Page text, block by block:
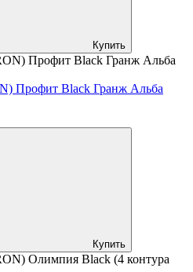
Купить
Профит Black Гранж Альба
Купить